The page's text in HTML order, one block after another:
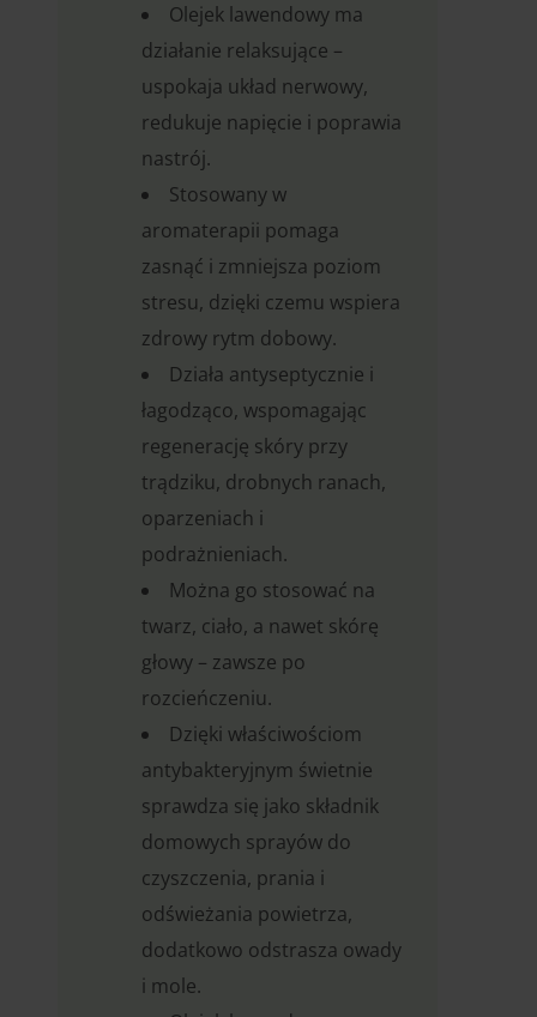
Olejek lawendowy ma
działanie relaksujące –
uspokaja układ nerwowy,
redukuje napięcie i poprawia
nastrój.
Stosowany w
aromaterapii pomaga
zasnąć i zmniejsza poziom
stresu, dzięki czemu wspiera
zdrowy rytm dobowy.
Działa antyseptycznie i
łagodząco, wspomagając
regenerację skóry przy
trądziku, drobnych ranach,
oparzeniach i
podrażnieniach.
Można go stosować na
twarz, ciało, a nawet skórę
głowy – zawsze po
rozcieńczeniu.
Dzięki właściwościom
antybakteryjnym świetnie
sprawdza się jako składnik
domowych sprayów do
czyszczenia, prania i
odświeżania powietrza,
dodatkowo odstrasza owady
i mole.